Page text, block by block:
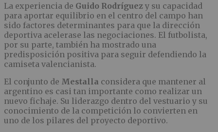
La experiencia de Guido Rodríguez y su capacidad
para aportar equilibrio en el centro del campo han
sido factores determinantes para que la dirección
deportiva acelerase las negociaciones. El futbolista,
por su parte, también ha mostrado una
predisposición positiva para seguir defendiendo la
camiseta valencianista.
El conjunto de Mestalla considera que mantener al
argentino es casi tan importante como realizar un
nuevo fichaje. Su liderazgo dentro del vestuario y su
conocimiento de la competición lo convierten en
uno de los pilares del proyecto deportivo.